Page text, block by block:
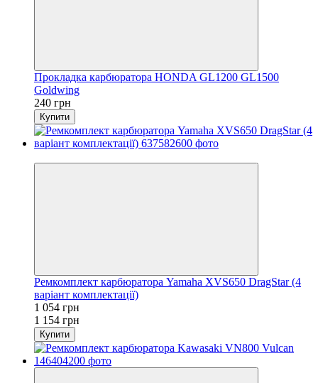
Прокладка карбюратора HONDA GL1200 GL1500
Goldwing
240 грн
Купити
Ремкомплект карбюратора Yamaha XVS650 DragStar (4
варіант комплектації)
1 054 грн
1 154 грн
Купити